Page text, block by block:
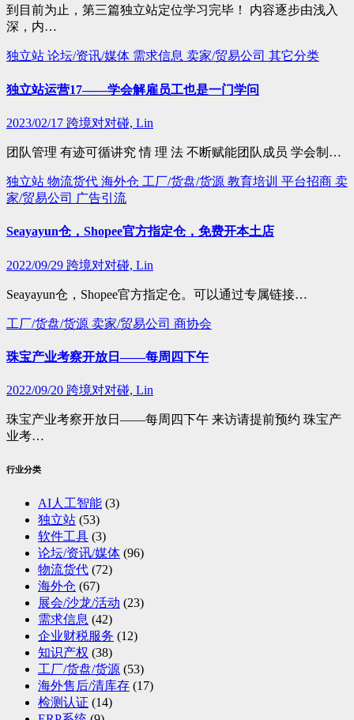
到目前为止，第三篇独立站定位学习完毕！ 内容逐步由浅入
深，内…
独立站 论坛/资讯/媒体 需求信息 卖家/贸易公司 其它分类
独立站运营17——学会解雇员工也是一门学问
2023/02/17 跨境对对碰, Lin
团队管理 有迹可循讲究 情 理 法 不断赋能团队成员 学会制…
独立站 物流货代 海外仓 工厂/货盘/货源 教育培训 平台招商 卖
家/贸易公司 广告引流
Seayayun仓，Shopee官方指定仓，免费开本土店
2022/09/29 跨境对对碰, Lin
Seayayun仓，Shopee官方指定仓。可以通过专属链接…
工厂/货盘/货源 卖家/贸易公司 商协会
珠宝产业考察开放日——每周四下午
2022/09/20 跨境对对碰, Lin
珠宝产业考察开放日——每周四下午 来访请提前预约 珠宝产
业考…
行业分类
AI人工智能 (3)
独立站 (53)
软件工具 (3)
论坛/资讯/媒体 (96)
物流货代 (72)
海外仓 (67)
展会/沙龙/活动 (23)
需求信息 (42)
企业财税服务 (12)
知识产权 (38)
工厂/货盘/货源 (53)
海外售后/清库存 (17)
检测认证 (14)